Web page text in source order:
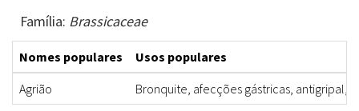
Família: Brassicaceae
Nomes populares
Usos populares
Agrião
Bronquite, afecções gástricas, antigripal,